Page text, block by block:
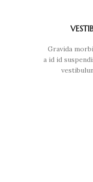
Gravida
a id id